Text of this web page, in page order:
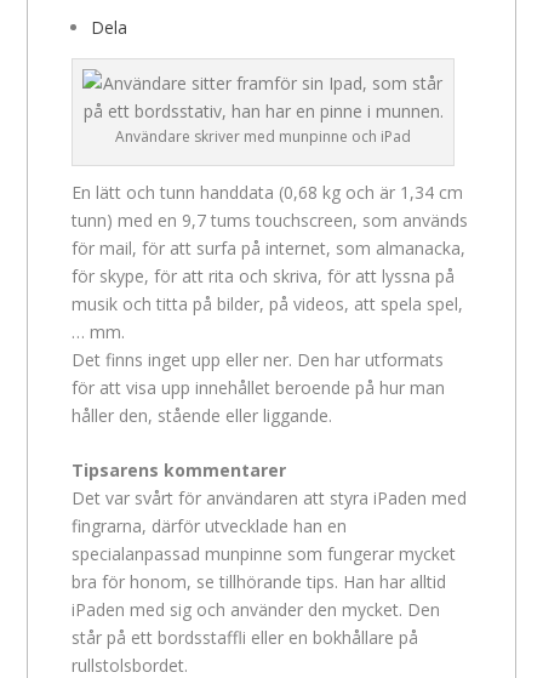
Dela
Användare skriver med munpinne och iPad
En lätt och tunn handdata (0,68 kg och är 1,34 cm
tunn) med en 9,7 tums touchscreen, som används
för mail, för att surfa på internet, som almanacka,
för skype, för att rita och skriva, för att lyssna på
musik och titta på bilder, på videos, att spela spel,
… mm.
Det finns inget upp eller ner. Den har utformats
för att visa upp innehållet beroende på hur man
håller den, stående eller liggande.
Tipsarens kommentarer
Det var svårt för användaren att styra iPaden med
fingrarna, därför utvecklade han en
specialanpassad munpinne som fungerar mycket
bra för honom, se tillhörande tips. Han har alltid
iPaden med sig och använder den mycket. Den
står på ett bordsstaffli eller en bokhållare på
rullstolsbordet.